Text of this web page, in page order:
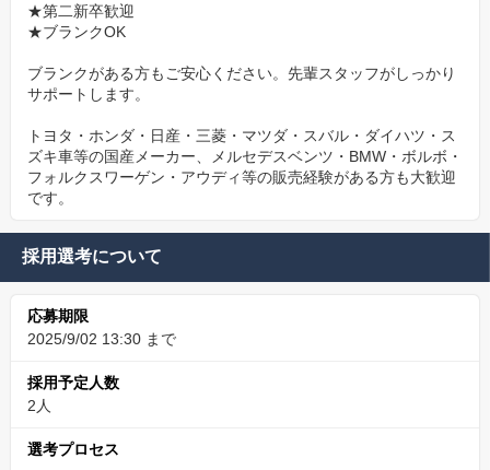
★第二新卒歓迎
★ブランクOK
ブランクがある方もご安心ください。先輩スタッフがしっかり
サポートします。
トヨタ・ホンダ・日産・三菱・マツダ・スバル・ダイハツ・ス
ズキ車等の国産メーカー、メルセデスベンツ・BMW・ボルボ・
フォルクスワーゲン・アウディ等の販売経験がある方も大歓迎
です。
採用選考について
応募期限
2025/9/02 13:30 まで
採用予定人数
2人
選考プロセス